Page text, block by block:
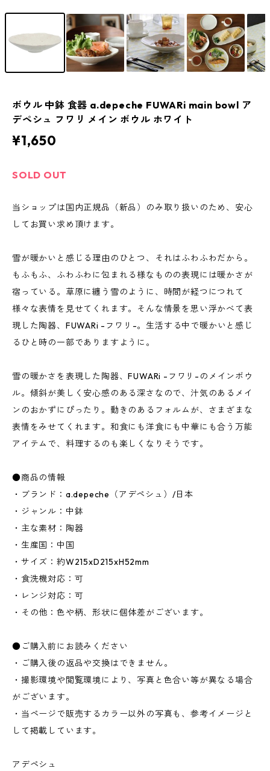
ボウル 中鉢 食器 a.depeche FUWARi main bowl ア
デペシュ フワリ メイン ボウル ホワイト
¥1,650
SOLD OUT
当ショップは国内正規品（新品）のみ取り扱いのため、安心
してお買い求め頂けます。
雪が暖かいと感じる理由のひとつ、それはふわふわだから。
もふもふ、ふわふわに包まれる様なものの表現には暖かさが
宿っている。草原に纏う雪のように、時間が経つにつれて
様々な表情を見せてくれます。そんな情景を思い浮かべて表
現した陶器、FUWARi -フワリ-。生活する中で暖かいと感じ
るひと時の一部でありますように。
雪の暖かさを表現した陶器、FUWARi -フワリ-のメインボウ
ル。傾斜が美しく安心感のある深さなので、汁気のあるメイ
ンのおかずにぴったり。動きのあるフォルムが、さまざまな
表情をみせてくれます。和食にも洋食にも中華にも合う万能
アイテムで、料理するのも楽しくなりそうです。
●商品の情報
・ブランド：a.depeche（アデペシュ）/日本
・ジャンル：中鉢
・主な素材：陶器
・生産国：中国
・サイズ：約W215xD215xH52mm
・食洗機対応：可
・レンジ対応：可
・その他：色や柄、形状に個体差がございます。
●ご購入前にお読みください
・ご購入後の返品や交換はできません。
・撮影環境や閲覧環境により、写真と色合い等が異なる場合
がございます。
・当ページで販売するカラー以外の写真も、参考イメージと
して掲載しています。
アデペシュ